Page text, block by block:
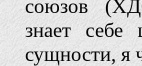
союзов
знает
сущности, я